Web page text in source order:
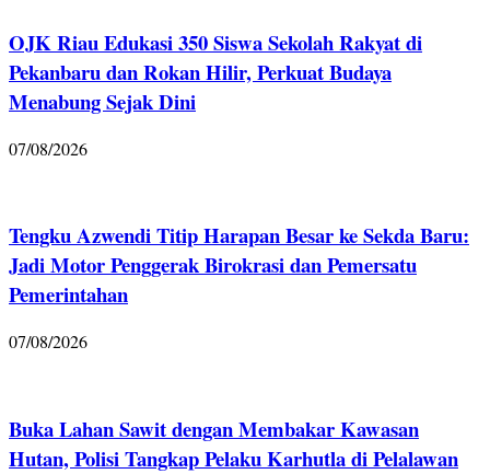
OJK Riau Edukasi 350 Siswa Sekolah Rakyat di
Pekanbaru dan Rokan Hilir, Perkuat Budaya
Menabung Sejak Dini
07/08/2026
Tengku Azwendi Titip Harapan Besar ke Sekda Baru:
Jadi Motor Penggerak Birokrasi dan Pemersatu
Pemerintahan
07/08/2026
Buka Lahan Sawit dengan Membakar Kawasan
Hutan, Polisi Tangkap Pelaku Karhutla di Pelalawan